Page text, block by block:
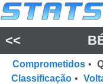
<<
Comprometidos •
Classificação •